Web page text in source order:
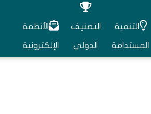
التنمية
المستدامة
التصنيف
الدولي
الأنظمة
الإلكترونية